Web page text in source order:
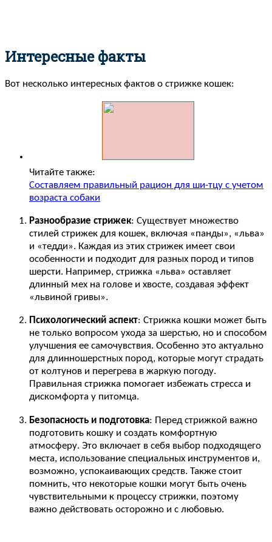
Интересные факты
Вот несколько интересных фактов о стрижке кошек:
Читайте также:
Составляем правильный рацион для ши-тцу с учетом
возраста собаки
Разнообразие стрижек: Существует множество
стилей стрижек для кошек, включая «панды», «льва»
и «тедди». Каждая из этих стрижек имеет свои
особенности и подходит для разных пород и типов
шерсти. Например, стрижка «льва» оставляет
длинный мех на голове и хвосте, создавая эффект
«львиной гривы».
Психологический аспект: Стрижка кошки может быть
не только вопросом ухода за шерстью, но и способом
улучшения ее самочувствия. Особенно это актуально
для длинношерстных пород, которые могут страдать
от колтунов и перегрева в жаркую погоду.
Правильная стрижка помогает избежать стресса и
дискомфорта у питомца.
Безопасность и подготовка: Перед стрижкой важно
подготовить кошку и создать комфортную
атмосферу. Это включает в себя выбор подходящего
места, использование специальных инструментов и,
возможно, успокаивающих средств. Также стоит
помнить, что некоторые кошки могут быть очень
чувствительными к процессу стрижки, поэтому
важно действовать осторожно и с любовью.